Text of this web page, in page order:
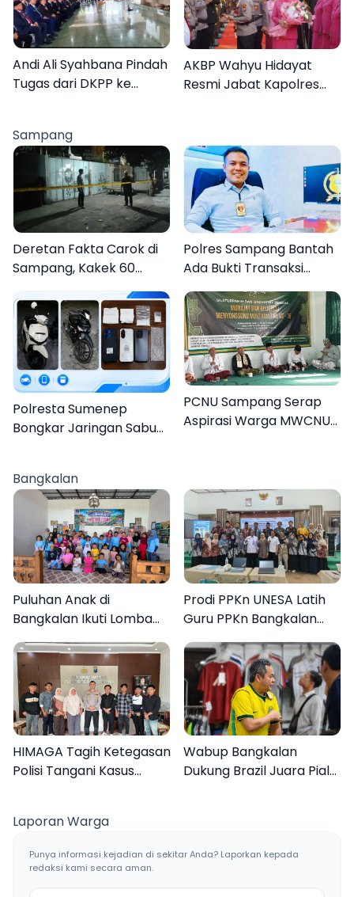
Andi Ali Syahbana Pindah
Tugas dari DKPP ke
AKBP Wahyu Hidayat
Resmi Jabat Kapolres
Sampang
Deretan Fakta Carok di
Sampang, Kakek 60
Tahun Duel Melawan 2
Pria
Polres Sampang Bantah
Ada Bukti Transaksi
dalam Kasus Rudapaksa
Anak 27 Tersangka
Polresta Sumenep
Bongkar Jaringan Sabu
PCNU Sampang Serap
Aspirasi Warga MWCNU
Bangkalan
Puluhan Anak di
Bangkalan Ikuti Lomba
Liburan Keluarga
Prodi PPKn UNESA Latih
Guru PPKn Bangkalan
Inovasi Teknologi
HIMAGA Tagih Ketegasan
Polisi Tangani Kasus
Wabup Bangkalan
Dukung Brazil Juara Piala
Laporan Warga
Punya informasi kejadian di sekitar Anda? Laporkan kepada
redaksi kami secara aman.